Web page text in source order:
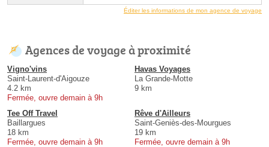
Éditer les informations de mon agence de voyage
Agences de voyage à proximité
Vigno'vins
Saint-Laurent-d'Aigouze
4.2 km
Fermée, ouvre demain à 9h
Havas Voyages
La Grande-Motte
9 km
Tee Off Travel
Baillargues
18 km
Fermée, ouvre demain à 9h
Rêve d'Ailleurs
Saint-Geniès-des-Mourgues
19 km
Fermée, ouvre demain à 9h